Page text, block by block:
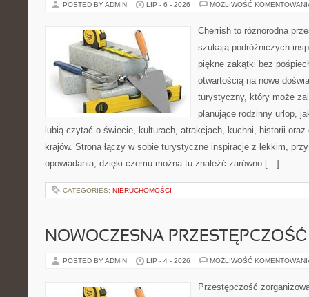
POSTED BY ADMIN LIP - 6 - 2026 MOŻLIWOŚĆ
Cherrish to różnorodna
szukają podróżniczych
piękne zakątki bez
otwartością na nowe
turystyczny, który może
planujące rodzinny urlop,
lubią czytać o świecie, kulturach, atrakcjach, kuchni, historii
krajów. Strona łączy w sobie turystyczne inspiracje z lekkim,
opowiadania, dzięki czemu można tu znaleźć zarówno […]
CATEGORIES: NIERUCHOMOŚCI
NOWOCZESNA PRZESTĘPCZOŚĆ
POSTED BY ADMIN LIP - 4 - 2026 MOŻLIWOŚĆ
Przestępczość